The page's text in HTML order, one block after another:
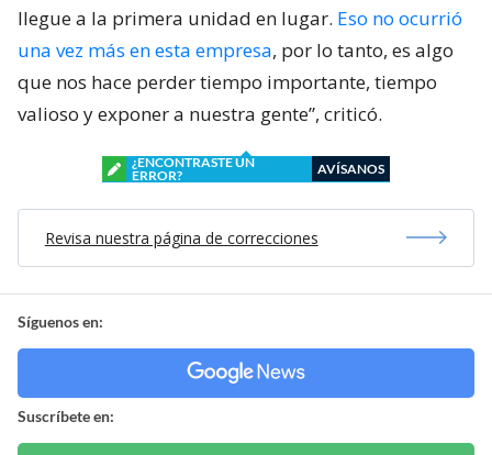
llegue a la primera unidad en lugar. Eso no ocurrió
una vez más en esta empresa, por lo tanto, es algo
que nos hace perder tiempo importante, tiempo
valioso y exponer a nuestra gente”, criticó.
¿ENCONTRASTE UN
ERROR?
AVÍSANOS
Revisa nuestra página de correcciones
Síguenos en:
Suscríbete en: